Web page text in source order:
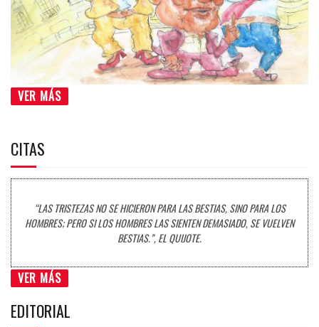
VER MÁS
CITAS
“LAS TRISTEZAS NO SE HICIERON PARA LAS BESTIAS, SINO PARA LOS
HOMBRES; PERO SI LOS HOMBRES LAS SIENTEN DEMASIADO, SE VUELVEN
BESTIAS.”, EL QUIJOTE.
VER MÁS
EDITORIAL